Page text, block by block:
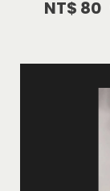
NT$ 80